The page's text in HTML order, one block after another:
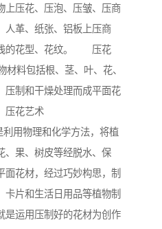
上压花、压泡、压皱、压商
人革、纸张、铝板上压商
浅的花型、花纹。 压花
材料包括根、茎、叶、花、
压制和干燥处理而成平面花
花艺术
利用物理和化学方法，将植
、果、树皮等经脱水、保
面花材，经过巧妙构思，制
卡片和生活日用品等植物制
是运用压制好的花材为创作